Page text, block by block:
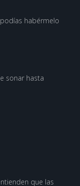
habérmelo
sonar hasta
que las